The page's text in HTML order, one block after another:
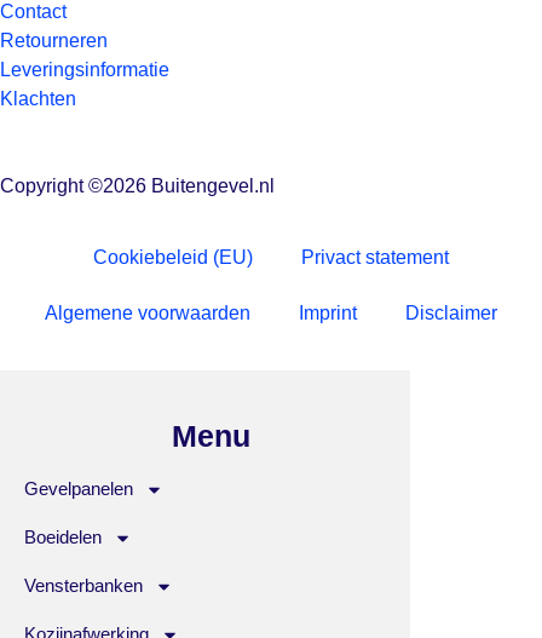
Contact
Retourneren
Leveringsinformatie
Klachten
Copyright ©2026 Buitengevel.nl
Cookiebeleid (EU) Privact statement
Algemene voorwaarden Imprint Disclaimer
Menu
Gevelpanelen
Boeidelen
Vensterbanken